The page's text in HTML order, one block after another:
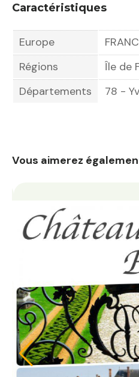
Caractéristiques
Europe
Régions
Île de
Départements
78 -
Vous aimerez